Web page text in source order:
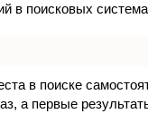
в поисковых
в поиске
а первые